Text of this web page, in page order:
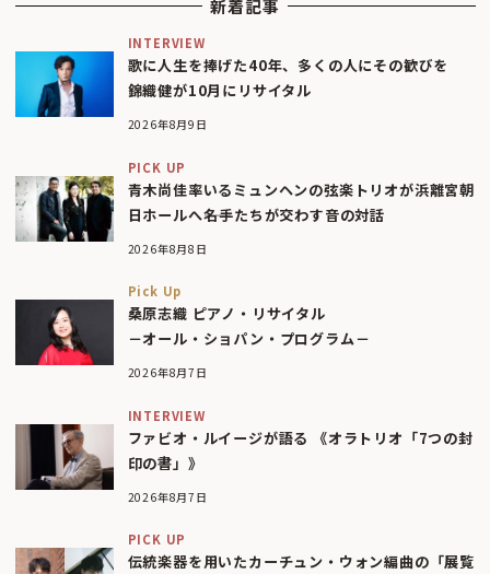
新着記事
INTERVIEW
歌に人生を捧げた40年、多くの人にその歓びを
錦織健が10月にリサイタル
2026年8月9日
PICK UP
青木尚佳率いるミュンヘンの弦楽トリオが浜離宮朝
日ホールへ――名手たちが交わす音の対話
2026年8月8日
Pick Up
桑原志織 ピアノ・リサイタル
－オール・ショパン・プログラム－
2026年8月7日
INTERVIEW
ファビオ・ルイージが語る 《オラトリオ「7つの封
印の書」》
2026年8月7日
PICK UP
伝統楽器を用いたカーチュン・ウォン編曲の「展覧